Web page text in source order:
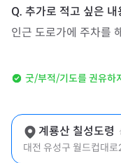
인근 도로가에 주차를
굿/부적/기도를 권유하
계룡산 칠성도령
대전 유성구 월드컵대